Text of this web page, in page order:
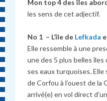
Mon top 4 des îles
les sens de cet adjectif.
No 1 – L’île de Lefkada
Elle ressemble à une
une des 5 plus belles îles
ses eaux turquoises. Elle
de Corfou à l’ouest de la
arrivé(e) en vol direct